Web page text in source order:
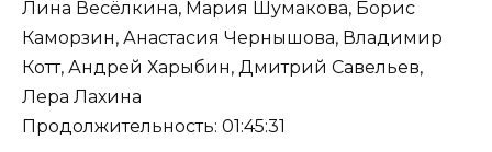
Лина Весёлкина, Мария Шумакова, Борис
Каморзин, Анастасия Чернышова, Владимир
Котт, Андрей Харыбин, Дмитрий Савельев,
Лера Лахина
Продолжительность: 01:45:31